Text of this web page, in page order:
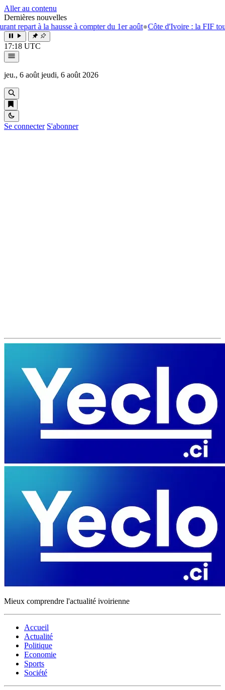
Aller au contenu
Dernières nouvelles
à la hausse à compter du 1er août●Côte d'Ivoire : la FIF tourne la
17:18 UTC
jeu., 6 août jeudi, 6 août 2026
Se connecter S'abonner
Mieux comprendre l'actualité ivoirienne
Accueil
Actualité
Politique
Economie
Sports
Société